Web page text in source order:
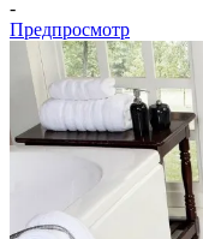
-
Предпросмотр